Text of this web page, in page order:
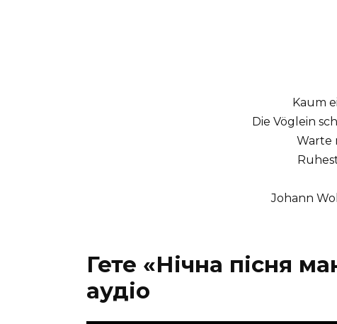
Kaum
Die Vöglein
Warte
Johann
Гете «Нічна пісня
аудіо